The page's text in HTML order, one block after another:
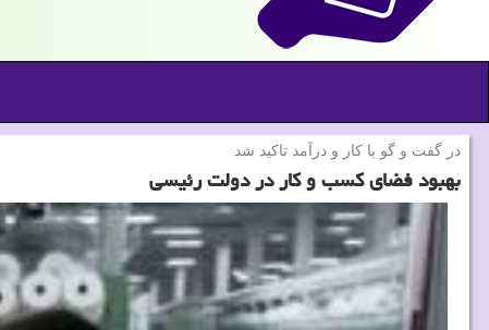
در گفت و گو با كار و درآمد تاكید شد
بهبود فضای كسب و كار در دولت رئیسی